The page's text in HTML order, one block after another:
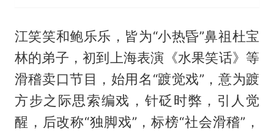
江笑笑和鲍乐乐，皆为“小热昏”鼻祖杜宝
林的弟子，初到上海表演《水果笑话》等
滑稽卖口节目，始用名“踱觉戏”，意为踱
方步之际思索编戏，针砭时弊，引人觉
醒，后改称“独脚戏”，标榜“社会滑稽”，